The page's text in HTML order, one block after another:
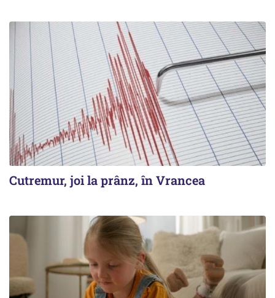
Cutremur, joi la prânz, în Vrancea